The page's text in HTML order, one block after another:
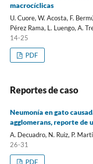
macrocíclicas
U. Cuore, W. Acosta, F.
Pérez Rama, L. Luengo, A.
14-25
PDF
Reportes de caso
Neumonía en gato
agglomerans, reporte de
A. Decuadro, N. Ruiz, P.
26-31
PDF